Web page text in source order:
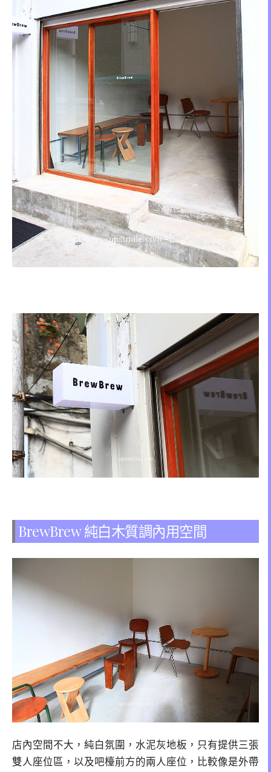
BrewBrew 純白木質調內用空間
店內空間不大，純白氛圍，水泥灰地板，只有提供三張
雙人座位區，以及吧檯前方的兩人座位，比較像是外帶